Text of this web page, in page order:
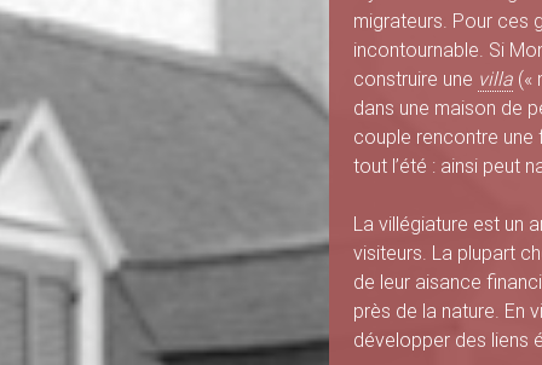
u
B
a
migrateurs. Pour ces
incontournable. Si
construire une villa («
dans une maison de
couple rencontre une
tout l’été : ainsi peut
La villégiature est un
visiteurs. La plupart
de leur aisance
près de la nature. En
développer des liens